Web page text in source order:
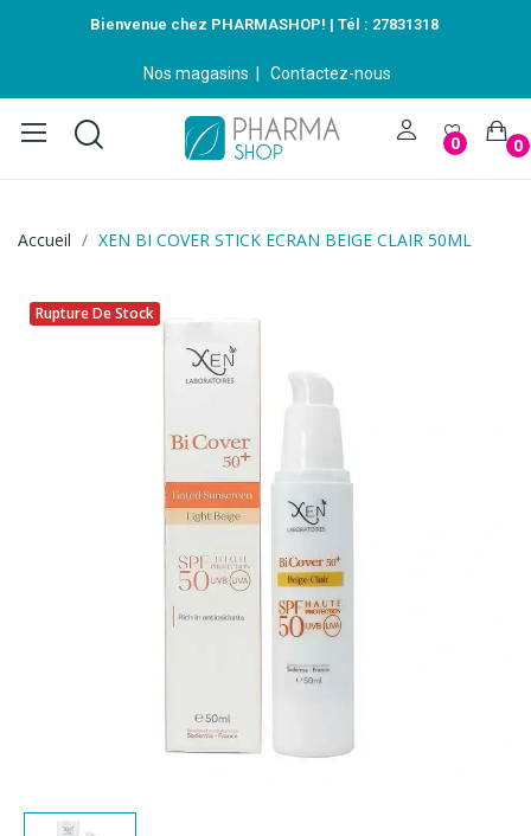
Bienvenue chez PHARMASHOP! | Tél : 27831318
Nos magasins Contactez-nous
0 0
Accueil XEN BI COVER STICK ECRAN BEIGE CLAIR 50ML
Rupture De Stock